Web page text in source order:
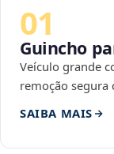
01
Guincho
Veículo grande
remoção segura
SAIBA MAIS